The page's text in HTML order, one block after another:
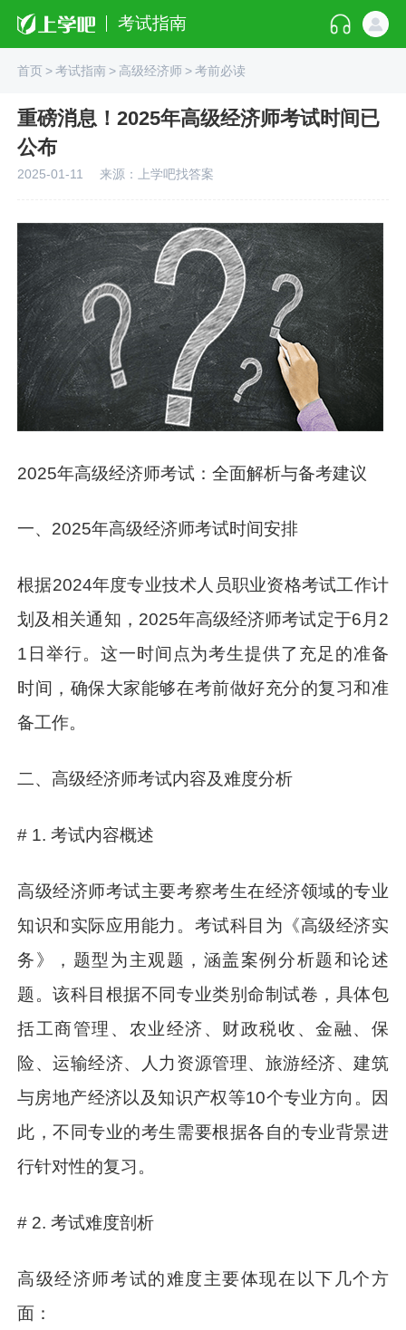
考试指南
首页>考试指南> 高级经济师>考前必读
重磅消息！2025年高级经济师考试时间已
公布
2025-01-11 来源：上学吧找答案
2025年高级经济师考试：全面解析与备考建议
一、2025年高级经济师考试时间安排
根据2024年度专业技术人员职业资格考试工作计
划及相关通知，2025年高级经济师考试定于6月2
1日举行。这一时间点为考生提供了充足的准备
时间，确保大家能够在考前做好充分的复习和准
备工作。
二、高级经济师考试内容及难度分析
# 1. 考试内容概述
高级经济师考试主要考察考生在经济领域的专业
知识和实际应用能力。考试科目为《高级经济实
务》，题型为主观题，涵盖案例分析题和论述
题。该科目根据不同专业类别命制试卷，具体包
括工商管理、农业经济、财政税收、金融、保
险、运输经济、人力资源管理、旅游经济、建筑
与房地产经济以及知识产权等10个专业方向。因
此，不同专业的考生需要根据各自的专业背景进
行针对性的复习。
# 2. 考试难度剖析
高级经济师考试的难度主要体现在以下几个方
面：